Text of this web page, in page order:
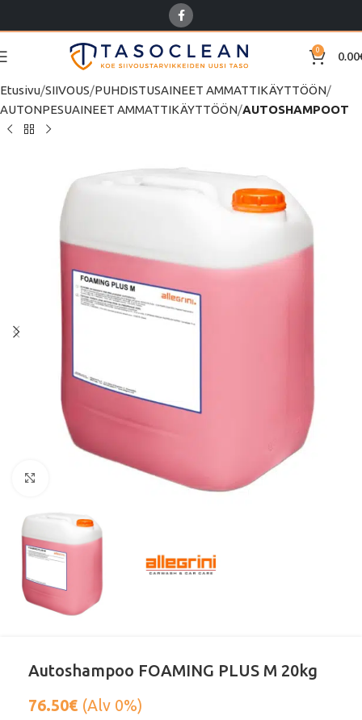
0 0.00
Etusivu SIIVOUS PUHDISTUSAINEET AMMATTIKÄYTTÖÖN
AUTONPESUAINEET AMMATTIKÄYTTÖÖN AUTOSHAMPOOT
Klikkaa suurentaaksesi
Autoshampoo FOAMING PLUS M 20kg
76.50€ (Alv 0%)